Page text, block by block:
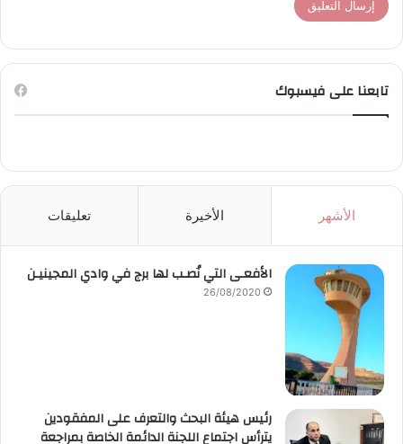
تابعنا على فيسبوك
الأشهر الأخيرة تعليقات
الأفعـى التي نُصـب لها برج في وادي المجينيـن
26/08/2020
رئيس هيئة البحث والتعرف على المفقودين
يترأس اجتماع اللجنة الدائمة الخاصة بمراجعة